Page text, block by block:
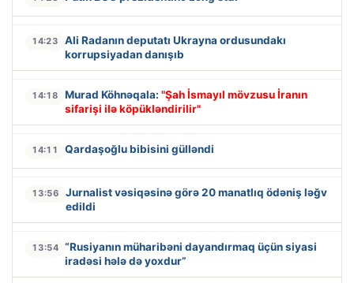
14:23
Ali Radanın deputatı Ukrayna ordusundakı
korrupsiyadan danışıb
14:18 Murad Köhnəqala: "Şah İsmayıl mövzusu İranın
sifarişi ilə köpükləndirilir"
14:11 Qardaşoğlu bibisini gülləndi
13:56
Jurnalist vəsiqəsinə görə 20 manatlıq ödəniş ləğv
edildi
13:54 “Rusiyanın müharibəni dayandırmaq üçün siyasi
iradəsi hələ də yoxdur”